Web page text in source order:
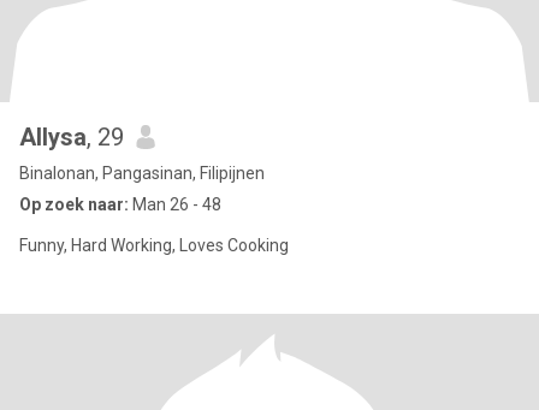
Allysa, 29
Binalonan, Pangasinan, Filipijnen
Op zoek naar: Man 26 - 48
Funny, Hard Working, Loves Cooking